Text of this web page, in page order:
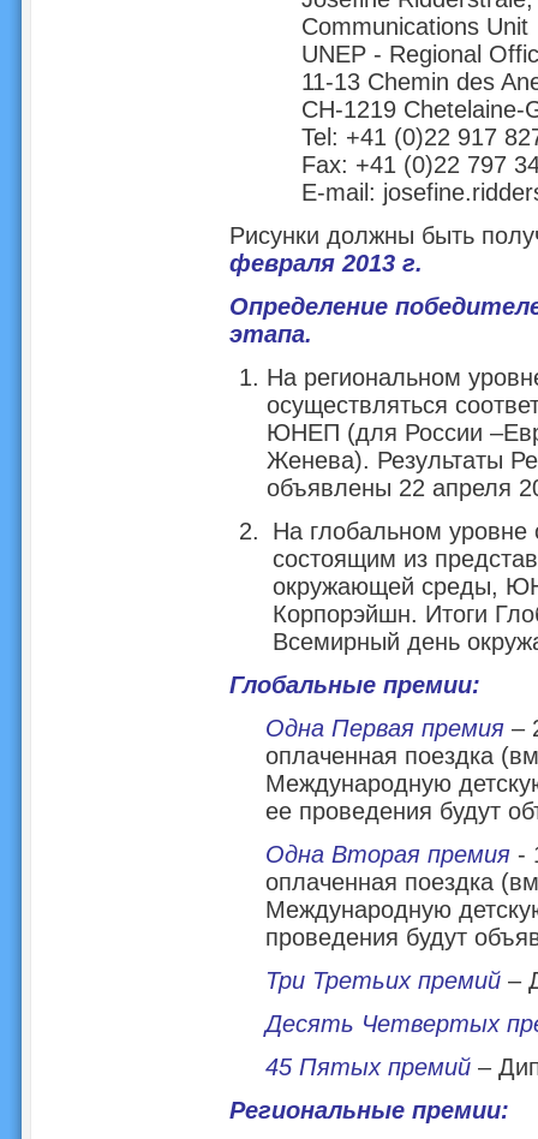
Communications Unit
UNEP - Regional
11-13 Chemin des
CH-1219 Chetelaine-
Tel: +41 (0)22 917
Fax: +41 (0)22 797
E-mail:
Рисунки должны быть
февраля 2013 г.
Определение
этапа.
На региональном
осуществляться
ЮНЕП (для России
Женева). Результаты
объявлены 22 апреля
На глобальном уровне
состоящим из
окружающей среды,
Корпорэйшн. Итоги
Всемирный день
Глобальные премии:
Одна Первая премия–
оплаченная поездка
Международную
ее проведения будут
Одна Вторая премия-
оплаченная поездка
Международную
проведения будут
Три Третьих премий–
Десять Четвертых
45 Пятых премий–
Региональные премии: